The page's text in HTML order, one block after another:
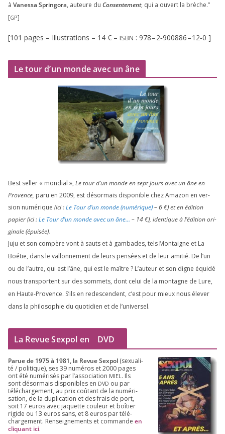
à Vanessa Springora, auteure du Consentement, qui a ouvert la brèche.”
[GP]
[101 pages – Illustrations – 14 € – ISBN : 978–2‑900886–12‑0 ]
Le tour d’un monde avec un âne
Best sel­ler « mon­dial », Le tour d’un monde en sept jours avec un âne en
Provence, paru en 2009, est désor­mais dis­po­nible chez Amazon en ver­
sion numé­rique (ici :Le Tour d’un monde (numé­rique)–6€) et en édi­tion
papier (ici :Le Tour d’un monde avec un âne… – 14€), iden­tique à l’é­di­tion ori­
gi­nale (épui­sée).
Juju et son com­père vont à sauts et à gam­bades, tels Montaigne et La
Boétie, dans le val­lon­ne­ment de leurs pen­sées et de leur ami­tié. De l’un
ou de l’autre, qui est l’âne, qui est le maître ? L’auteur et son digne équi­dé
nous trans­portent sur des som­mets, dont celui de la mon­tagne de Lure,
en Haute-Provence. S’ils en redes­cendent, c’est pour mieux nous éle­ver
dans la phi­lo­so­phie du quo­ti­dien et de l’universel.
La Revue Sexpol en DVD
Parue de 1975à 1981, la Revue Sex­pol (sexua­li­
té /​ poli­tique), ses39 numé­ros et2000 pages
ont été numé­ri­sés par l’as­so­cia­tion MIEL. Ils
sont désor­mais dis­po­nibles en DVD ou par
télé­char­ge­ment, au prix coû­tant de la numé­ri­
sa­tion, de la dupli­ca­tion et des frais de port,
soit 17 euros avec jaquette cou­leur et boî­tier
rigide ou 13 euros sans, et 8 euros par télé­
char­ge­ment. Ren­sei­gne­ments et com­mande en
cli­quant ici.